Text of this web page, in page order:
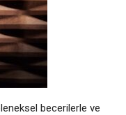
becerilerle ve